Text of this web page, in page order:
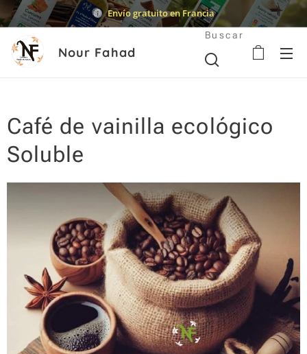
Envío gratuito en Francia
Nour Fahad
Buscar
Café de vainilla ecológico
Soluble